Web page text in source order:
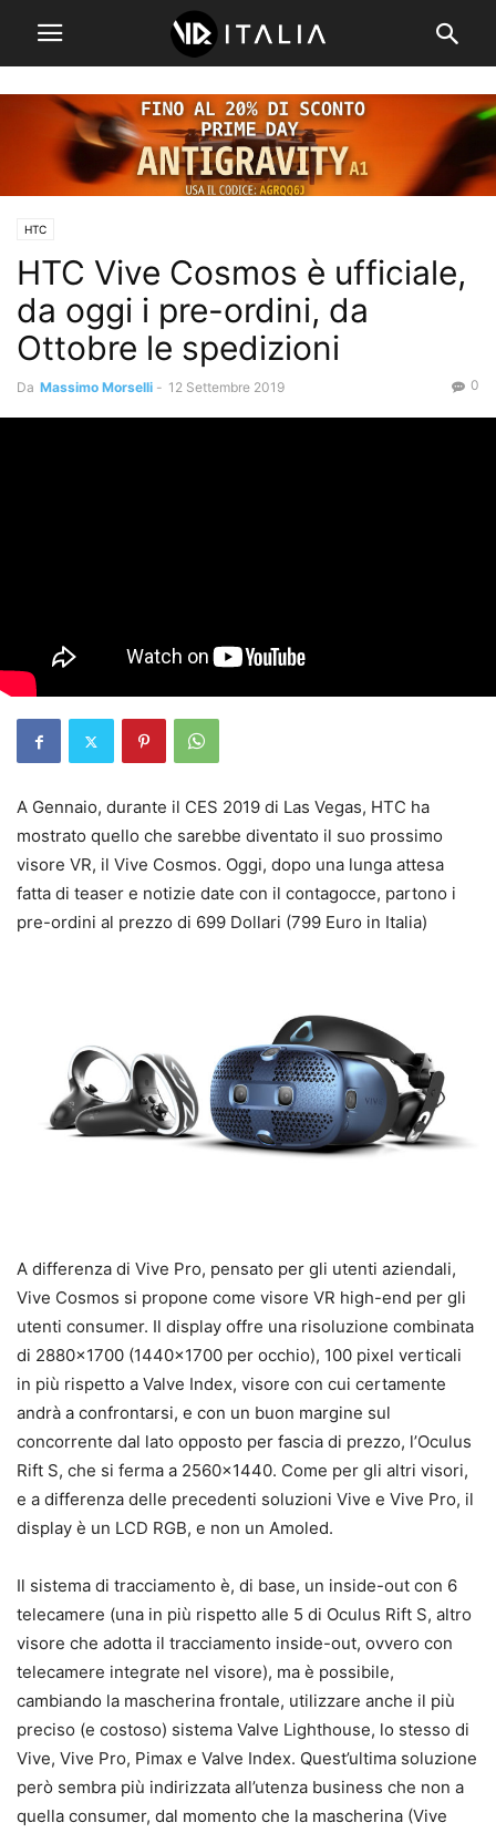
HTC
HTC Vive Cosmos è ufficiale,
da oggi i pre-ordini, da
Ottobre le spedizioni
Da Massimo Morselli - 12 Settembre 2019 0
A Gennaio, durante il CES 2019 di Las Vegas, HTC ha
mostrato quello che sarebbe diventato il suo prossimo
visore VR, il Vive Cosmos. Oggi, dopo una lunga attesa
fatta di teaser e notizie date con il contagocce, partono i
pre-ordini al prezzo di 699 Dollari (799 Euro in Italia)
A differenza di Vive Pro, pensato per gli utenti aziendali,
Vive Cosmos si propone come visore VR high-end per gli
utenti consumer. Il display offre una risoluzione combinata
di 2880×1700 (1440×1700 per occhio), 100 pixel verticali
in più rispetto a Valve Index, visore con cui certamente
andrà a confrontarsi, e con un buon margine sul
concorrente dal lato opposto per fascia di prezzo, l’Oculus
Rift S, che si ferma a 2560×1440. Come per gli altri visori,
e a differenza delle precedenti soluzioni Vive e Vive Pro, il
display è un LCD RGB, e non un Amoled.
Il sistema di tracciamento è, di base, un inside-out con 6
telecamere (una in più rispetto alle 5 di Oculus Rift S, altro
visore che adotta il tracciamento inside-out, ovvero con
telecamere integrate nel visore), ma è possibile,
cambiando la mascherina frontale, utilizzare anche il più
preciso (e costoso) sistema Valve Lighthouse, lo stesso di
Vive, Vive Pro, Pimax e Valve Index. Quest’ultima soluzione
però sembra più indirizzata all’utenza business che non a
quella consumer, dal momento che la mascherina (Vive